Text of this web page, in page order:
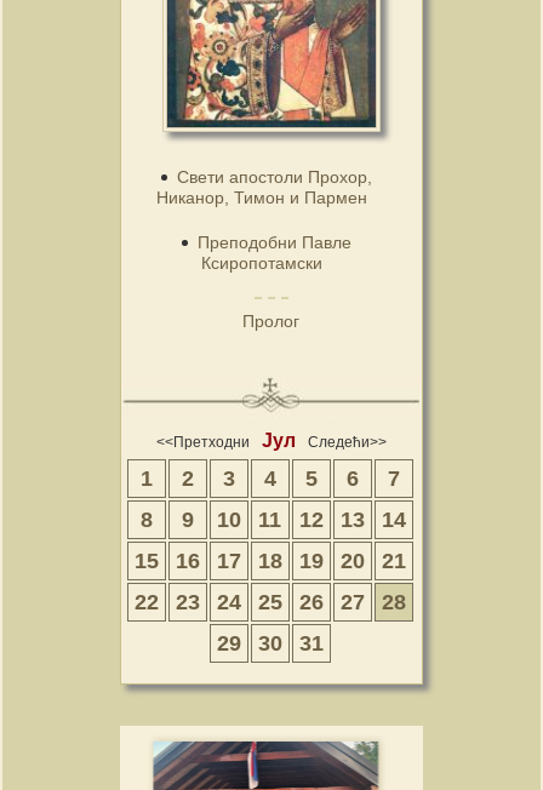
Свети апостоли Прохор,
Никанор, Тимон и Пармен
Преподобни Павле
Ксиропотамски
Пролог
<<Претходни Јул Следећи>>
1 2 3 4 5 6
7
8
9 10 11 12 13
14
15
16 17 18 19 20
21
22
23 24 25 26 27
28
29
30 31